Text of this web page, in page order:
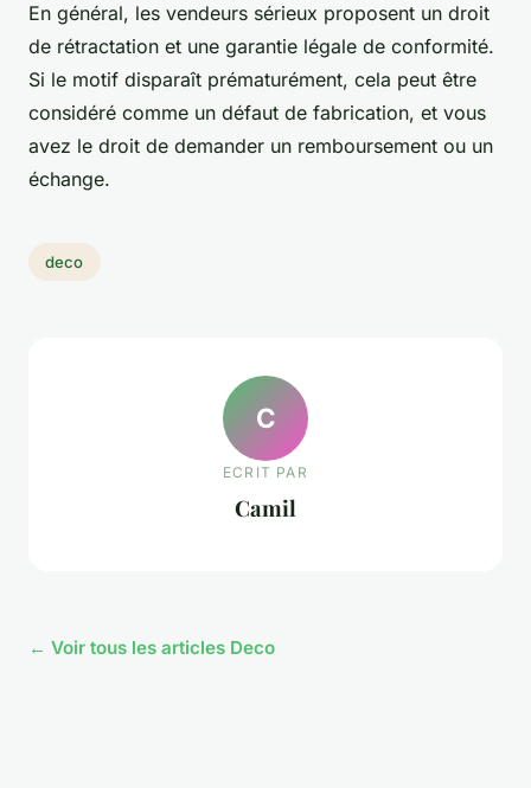
En général, les vendeurs sérieux proposent un droit
de rétractation et une garantie légale de conformité.
Si le motif disparaît prématurément, cela peut être
considéré comme un défaut de fabrication, et vous
avez le droit de demander un remboursement ou un
échange.
deco
C
ECRIT PAR
Camil
← Voir tous les articles Deco